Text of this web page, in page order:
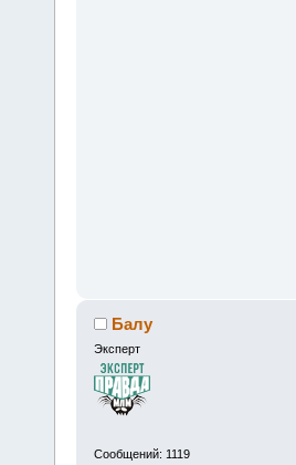
Балу
Эксперт
Сообщений: 1119